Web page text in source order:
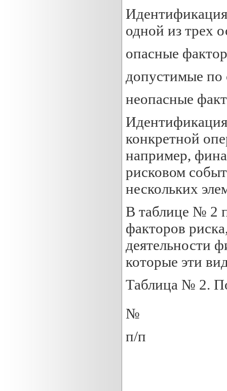
Идентификация
одной из трех
опасные
допустимые по
неопасные
Идентификация
конкретной
например,
рисковом
нескольких
В таблице № 2
факторов
деятельности
которые эти
Таблица № 2.
№
п/п